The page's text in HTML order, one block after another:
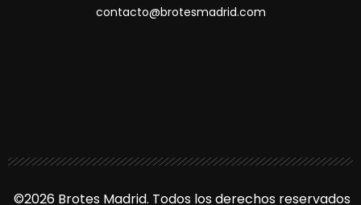
contacto@brotesmadrid.com
©2026 Brotes Madrid. Todos los derechos reservados